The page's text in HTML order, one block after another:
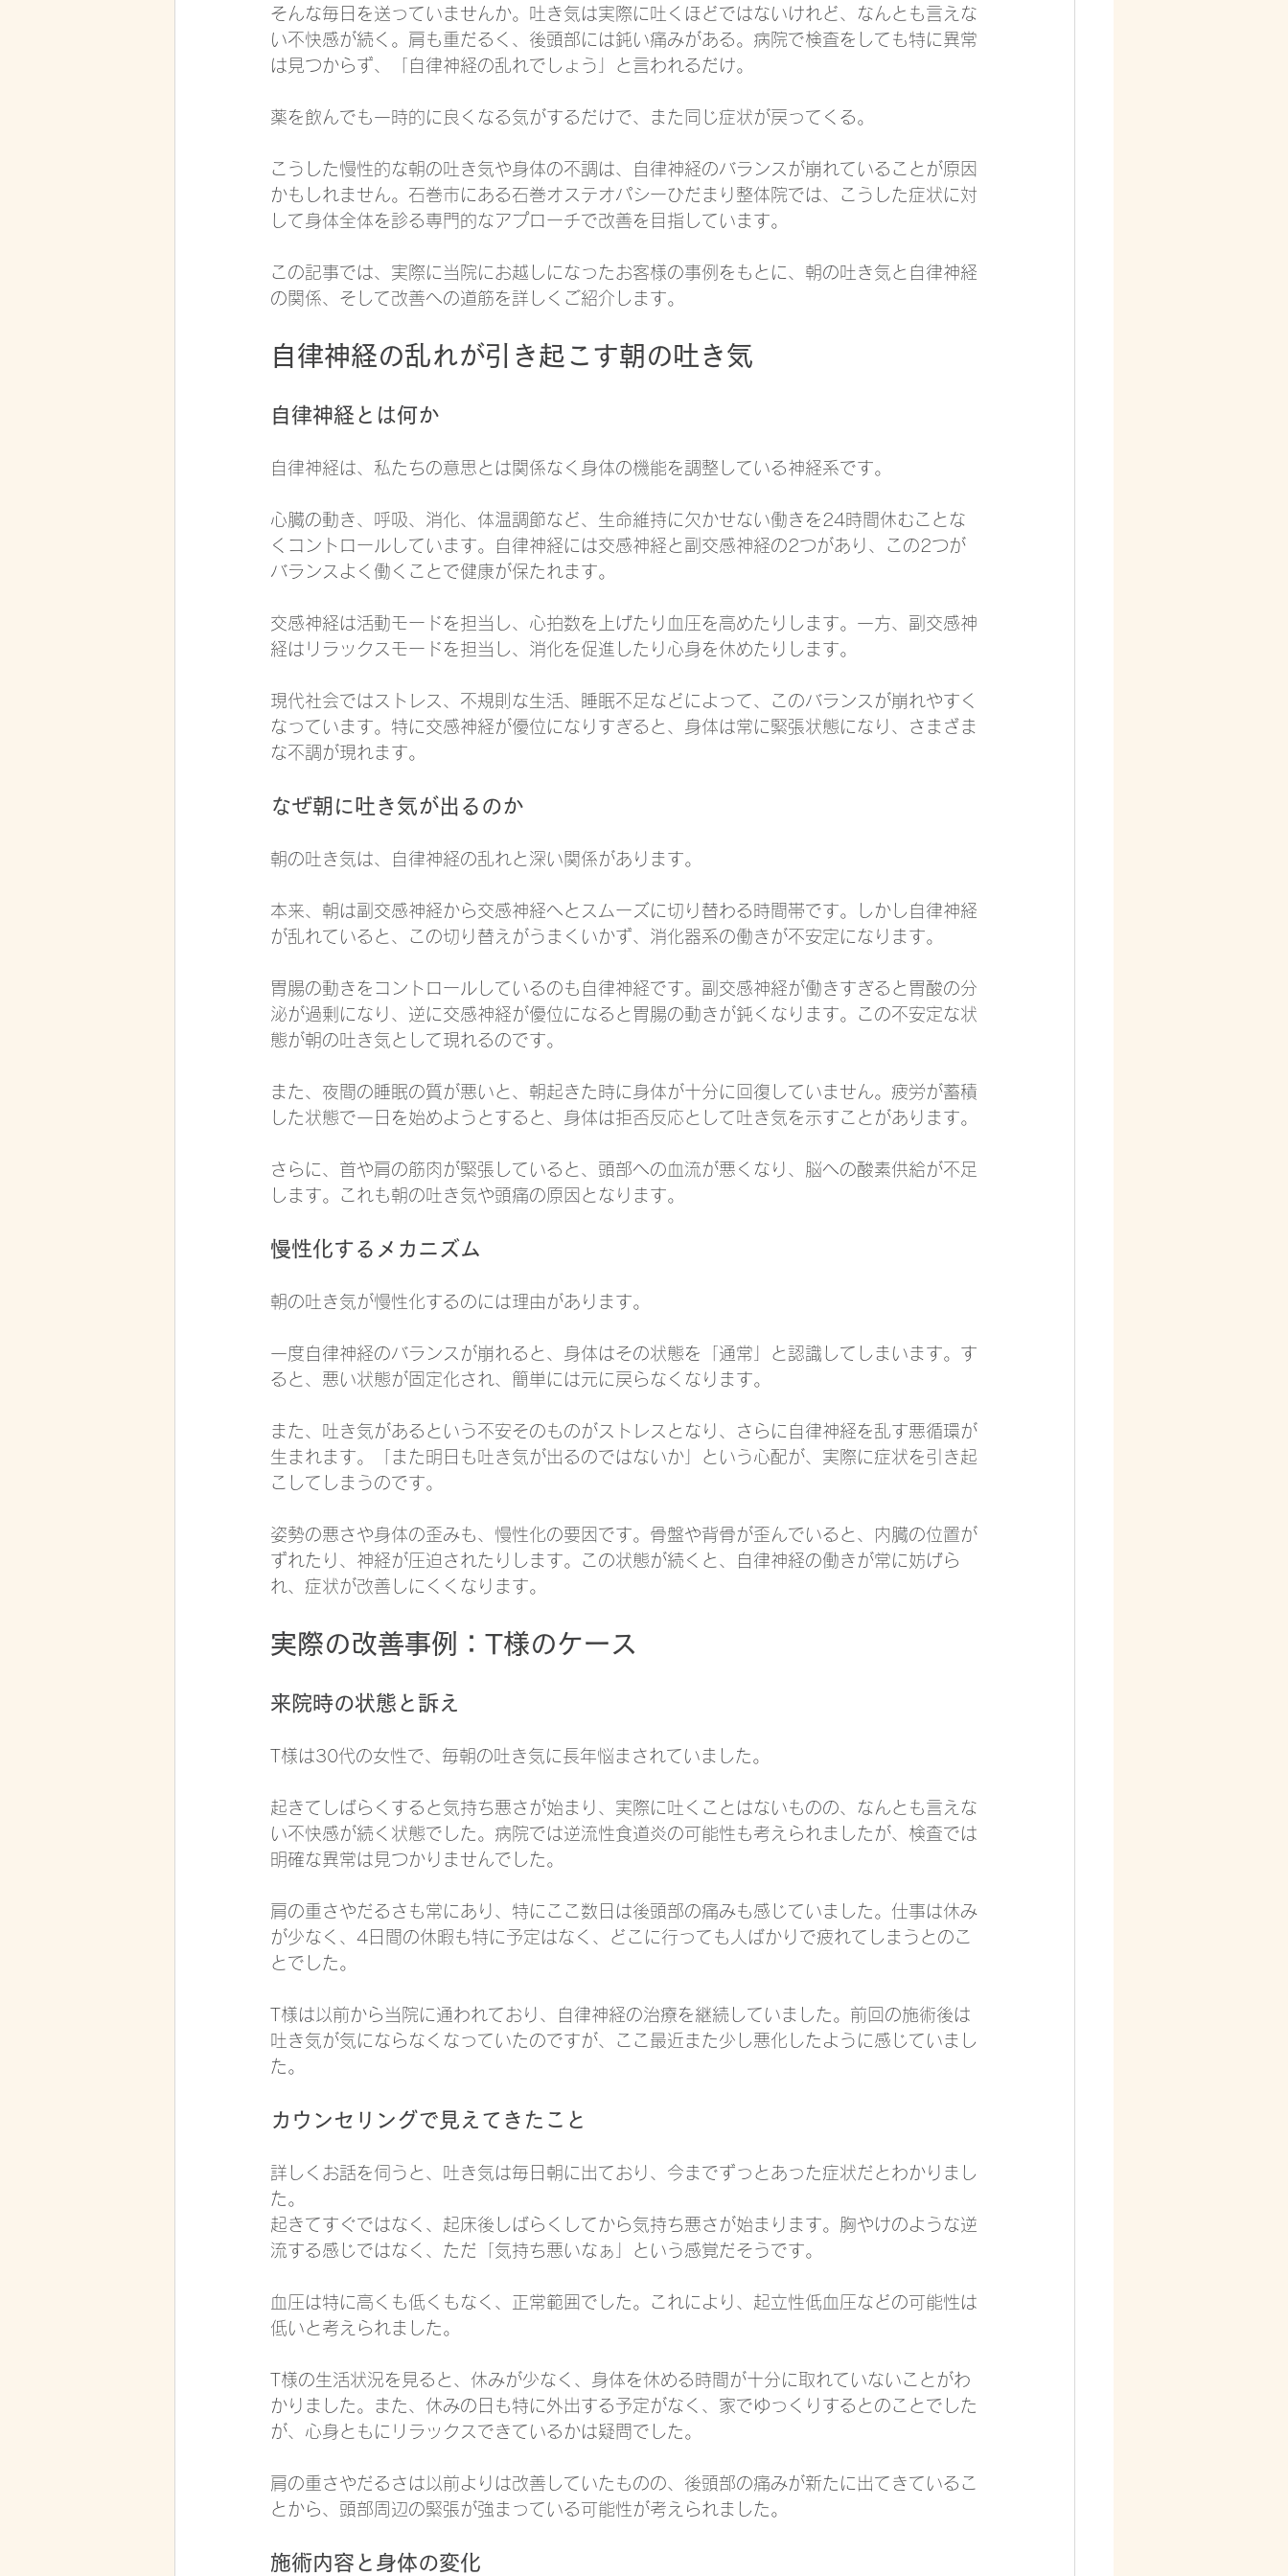
そんな毎日を送っていませんか。吐き気は実際に吐くほどではないけれど、なんとも言えな
い不快感が続く。肩も重だるく、後頭部には鈍い痛みがある。病院で検査をしても特に異常
は見つからず、「自律神経の乱れでしょう」と言われるだけ。
薬を飲んでも一時的に良くなる気がするだけで、また同じ症状が戻ってくる。
こうした慢性的な朝の吐き気や身体の不調は、自律神経のバランスが崩れていることが原因
かもしれません。石巻市にある石巻オステオパシーひだまり整体院では、こうした症状に対
して身体全体を診る専門的なアプローチで改善を目指しています。
この記事では、実際に当院にお越しになったお客様の事例をもとに、朝の吐き気と自律神経
の関係、そして改善への道筋を詳しくご紹介します。
自律神経の乱れが引き起こす朝の吐き気
自律神経とは何か
自律神経は、私たちの意思とは関係なく身体の機能を調整している神経系です。
心臓の動き、呼吸、消化、体温調節など、生命維持に欠かせない働きを24時間休むことな
くコントロールしています。自律神経には交感神経と副交感神経の2つがあり、この2つが
バランスよく働くことで健康が保たれます。
交感神経は活動モードを担当し、心拍数を上げたり血圧を高めたりします。一方、副交感神
経はリラックスモードを担当し、消化を促進したり心身を休めたりします。
現代社会ではストレス、不規則な生活、睡眠不足などによって、このバランスが崩れやすく
なっています。特に交感神経が優位になりすぎると、身体は常に緊張状態になり、さまざま
な不調が現れます。
なぜ朝に吐き気が出るのか
朝の吐き気は、自律神経の乱れと深い関係があります。
本来、朝は副交感神経から交感神経へとスムーズに切り替わる時間帯です。しかし自律神経
が乱れていると、この切り替えがうまくいかず、消化器系の働きが不安定になります。
胃腸の動きをコントロールしているのも自律神経です。副交感神経が働きすぎると胃酸の分
泌が過剰になり、逆に交感神経が優位になると胃腸の動きが鈍くなります。この不安定な状
態が朝の吐き気として現れるのです。
また、夜間の睡眠の質が悪いと、朝起きた時に身体が十分に回復していません。疲労が蓄積
した状態で一日を始めようとすると、身体は拒否反応として吐き気を示すことがあります。
さらに、首や肩の筋肉が緊張していると、頭部への血流が悪くなり、脳への酸素供給が不足
します。これも朝の吐き気や頭痛の原因となります。
慢性化するメカニズム
朝の吐き気が慢性化するのには理由があります。
一度自律神経のバランスが崩れると、身体はその状態を「通常」と認識してしまいます。す
ると、悪い状態が固定化され、簡単には元に戻らなくなります。
また、吐き気があるという不安そのものがストレスとなり、さらに自律神経を乱す悪循環が
生まれます。「また明日も吐き気が出るのではないか」という心配が、実際に症状を引き起
こしてしまうのです。
姿勢の悪さや身体の歪みも、慢性化の要因です。骨盤や背骨が歪んでいると、内臓の位置が
ずれたり、神経が圧迫されたりします。この状態が続くと、自律神経の働きが常に妨げら
れ、症状が改善しにくくなります。
実際の改善事例：T様のケース
来院時の状態と訴え
T様は30代の女性で、毎朝の吐き気に長年悩まされていました。
起きてしばらくすると気持ち悪さが始まり、実際に吐くことはないものの、なんとも言えな
い不快感が続く状態でした。病院では逆流性食道炎の可能性も考えられましたが、検査では
明確な異常は見つかりませんでした。
肩の重さやだるさも常にあり、特にここ数日は後頭部の痛みも感じていました。仕事は休み
が少なく、4日間の休暇も特に予定はなく、どこに行っても人ばかりで疲れてしまうとのこ
とでした。
T様は以前から当院に通われており、自律神経の治療を継続していました。前回の施術後は
吐き気が気にならなくなっていたのですが、ここ最近また少し悪化したように感じていまし
た。
カウンセリングで見えてきたこと
詳しくお話を伺うと、吐き気は毎日朝に出ており、今までずっとあった症状だとわかりまし
た。
起きてすぐではなく、起床後しばらくしてから気持ち悪さが始まります。胸やけのような逆
流する感じではなく、ただ「気持ち悪いなぁ」という感覚だそうです。
血圧は特に高くも低くもなく、正常範囲でした。これにより、起立性低血圧などの可能性は
低いと考えられました。
T様の生活状況を見ると、休みが少なく、身体を休める時間が十分に取れていないことがわ
かりました。また、休みの日も特に外出する予定がなく、家でゆっくりするとのことでした
が、心身ともにリラックスできているかは疑問でした。
肩の重さやだるさは以前よりは改善していたものの、後頭部の痛みが新たに出てきているこ
とから、頭部周辺の緊張が強まっている可能性が考えられました。
施術内容と身体の変化